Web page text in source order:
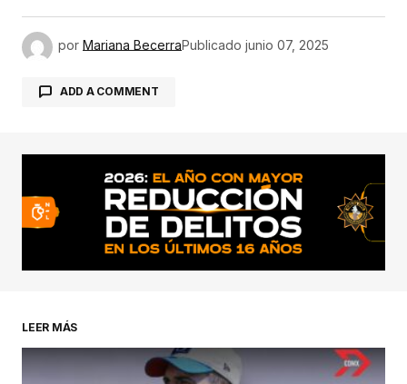
por Mariana BecerraPublicado junio 07, 2025
ADD A COMMENT
conectado
LEER MÁS